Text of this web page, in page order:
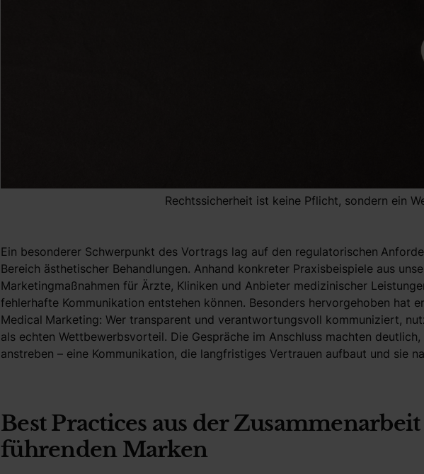
Rechtssicherheit ist keine Pflicht, sondern ein
Ein besonderer Schwerpunkt des Vortrags lag auf den regulatorischen
Bereich ästhetischer Behandlungen. Anhand konkreter Praxisbeispiele aus
Marketingmaßnahmen für Ärzte, Kliniken und Anbieter medizinischer
fehlerhafte Kommunikation entstehen können. Besonders hervorgehoben hat
Medical Marketing: Wer transparent und verantwortungsvoll kommuniziert,
als echten Wettbewerbsvorteil. Die Gespräche im Anschluss machten
anstreben – eine Kommunikation, die langfristiges Vertrauen aufbaut und sie
Best Practices aus der
führenden Marken